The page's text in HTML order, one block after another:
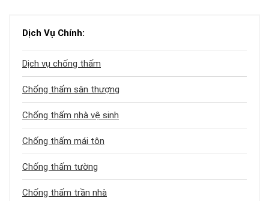
Dịch Vụ Chính:
Dịch vụ chống thấm
Chống thấm sân thượng
Chống thấm nhà vệ sinh
Chống thấm mái tôn
Chống thấm tường
Chống thấm trần nhà